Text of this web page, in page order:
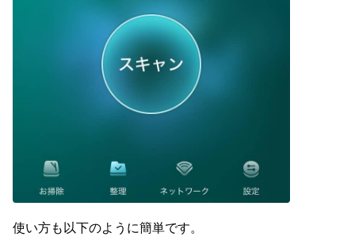
使い方も以下のように簡単です。